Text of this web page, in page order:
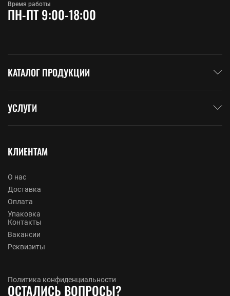
Время работы
ПН-ПТ 9:00-18:00
КАТАЛОГ ПРОДУКЦИИ
УСЛУГИ
КЛИЕНТАМ
О нас
Доставка
Оплата
Упаковка
Контакты
Вакансии
Реквизиты
Политика конфиденциальности
ОСТАЛИСЬ ВОПРОСЫ?